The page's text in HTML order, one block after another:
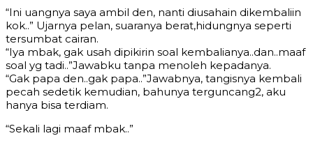
“Ini uangnya saya ambil den, nanti diusahain dikembaliin
kok..” Ujarnya pelan, suaranya berat,hidungnya seperti
tersumbat cairan.
“Iya mbak, gak usah dipikirin soal kembalianya..dan..maaf
soal yg tadi..”Jawabku tanpa menoleh kepadanya.
“Gak papa den..gak papa..”Jawabnya, tangisnya kembali
pecah sedetik kemudian, bahunya terguncang2, aku
hanya bisa terdiam.
“Sekali lagi maaf mbak..”